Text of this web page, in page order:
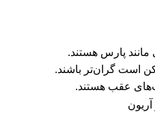
مانند پارس هستند.
عقب هستند.